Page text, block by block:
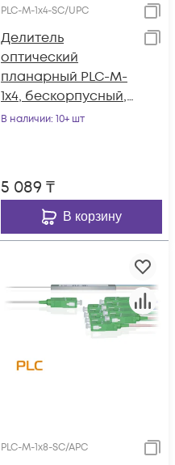
PLC-M-1x4-SC/UPC
Делитель
оптический
планарный PLC-M-
1x4, бескорпусный,
разъемы SC/UPC
В наличии: 10+ шт
5 089 ₸
В корзину
PLC-M-1x8-SC/APC